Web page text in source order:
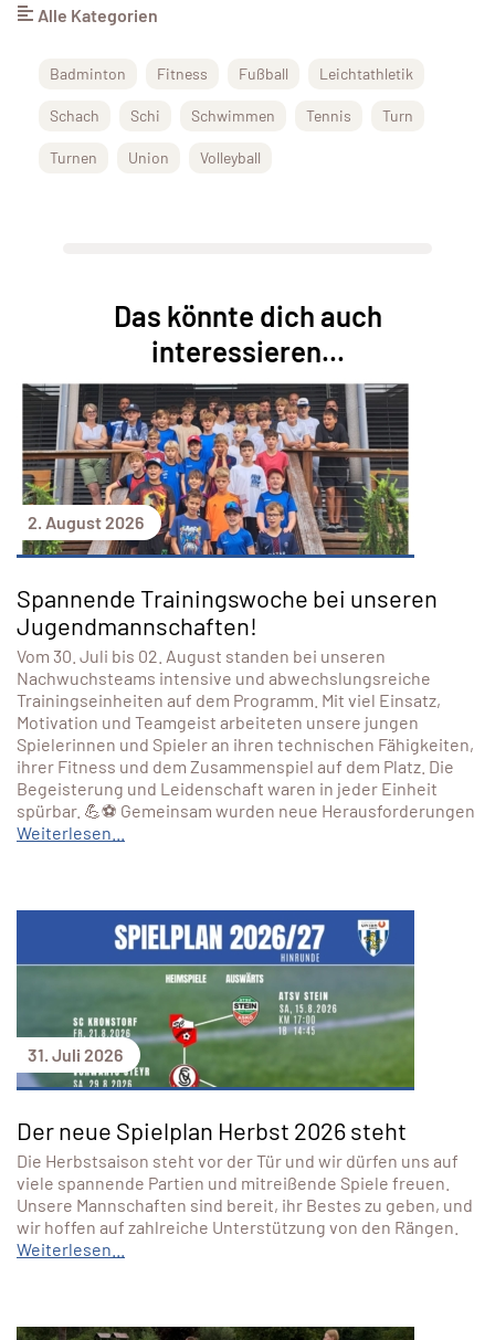
Alle Kategorien
Badminton Fitness Fußball Leichtathletik
Schach Schi Schwimmen Tennis Turn
Turnen Union Volleyball
Das könnte dich auch
interessieren...
2. August 2026
Spannende Trainingswoche bei unseren
Jugendmannschaften!
Vom 30. Juli bis 02. August standen bei unseren
Nachwuchsteams intensive und abwechslungsreiche
Trainingseinheiten auf dem Programm. Mit viel Einsatz,
Motivation und Teamgeist arbeiteten unsere jungen
Spielerinnen und Spieler an ihren technischen Fähigkeiten,
ihrer Fitness und dem Zusammenspiel auf dem Platz. Die
Begeisterung und Leidenschaft waren in jeder Einheit
spürbar. 💪⚽ Gemeinsam wurden neue Herausforderungen
Weiterlesen...
31. Juli 2026
Der neue Spielplan Herbst 2026 steht
Die Herbstsaison steht vor der Tür und wir dürfen uns auf
viele spannende Partien und mitreißende Spiele freuen.
Unsere Mannschaften sind bereit, ihr Bestes zu geben, und
wir hoffen auf zahlreiche Unterstützung von den Rängen.
Weiterlesen...